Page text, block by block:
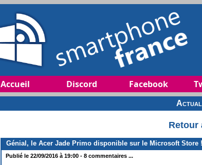
Accueil Discord Facebook
Retour
Génial, le Acer Jade Primo disponible sur le Microsoft Store !
Publié le 22/09/2016 à 19:00 - 8 commentaires ...